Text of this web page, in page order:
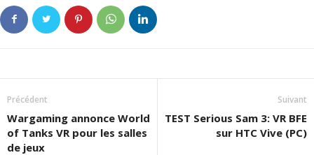
Précédent
Wargaming annonce World
of Tanks VR pour les salles
de jeux
Suivant
TEST Serious Sam 3: VR BFE
sur HTC Vive (PC)